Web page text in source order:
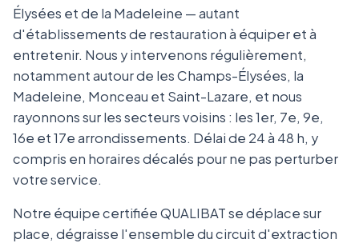
Élysées et de la Madeleine — autant
d'établissements de restauration à équiper et à
entretenir. Nous y intervenons régulièrement,
notamment autour de les Champs-Élysées, la
Madeleine, Monceau et Saint-Lazare, et nous
rayonnons sur les secteurs voisins : les 1er, 7e, 9e,
16e et 17e arrondissements. Délai de 24 à 48 h, y
compris en horaires décalés pour ne pas perturber
votre service.
Notre équipe certifiée QUALIBAT se déplace sur
place, dégraisse l'ensemble du circuit d'extraction